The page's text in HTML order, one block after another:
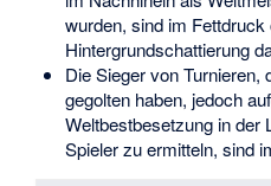
wurden, sind im Fettdruck
Hintergrundschattierung
Die Sieger von Turnieren,
gegolten haben, jedoch
Weltbestbesetzung in der
Spieler zu ermitteln, sind